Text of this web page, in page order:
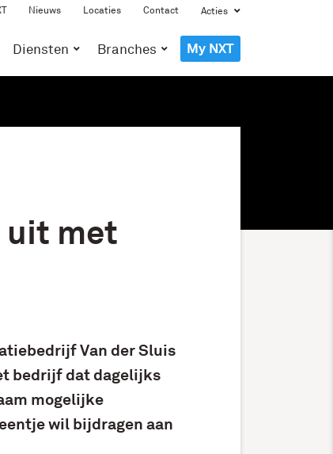
Nieuws Locaties Contact Acties
Diensten Branches My NXT
uit met
Van der Sluis
bedrijf dat dagelijks
mogelijke
wil bijdragen aan